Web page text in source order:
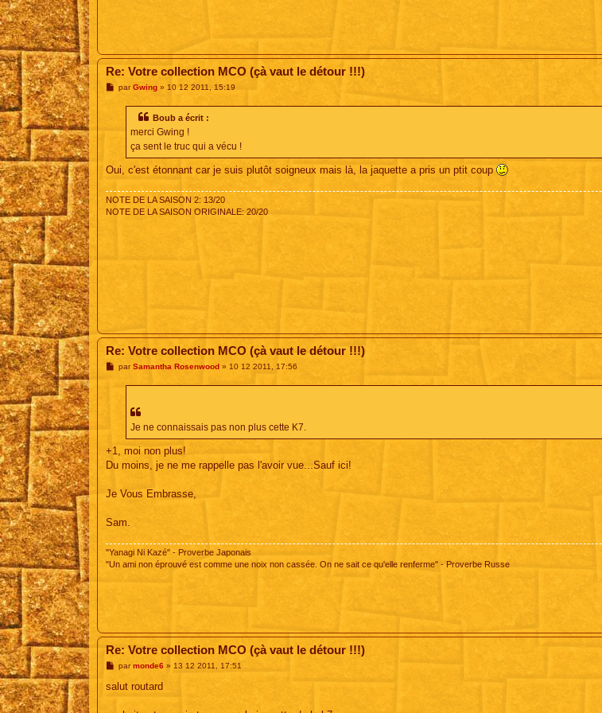
Re: Votre collection MCO (çà vaut le détour !!!)
MparGwing» 10 12 2011, 15:19
Boub a écrit :
merci Gwing !
ça sent le truc qui a vécu !
Oui, c'est étonnant car je suis plutôt soigneux mais là, la jaquette a pris un ptit coup
NOTE DE LA SAISON 2: 13/20
NOTE DE LA SAISON ORIGINALE: 20/20
Re: Votre collection MCO (çà vaut le détour !!!)
MparSamantha Rosenwood» 10 12 2011, 17:56
Je ne connaissais pas non plus cette K7.
+1, moi non plus!
Du moins, je ne me rappelle pas l'avoir vue...Sauf ici!
Je Vous Embrasse,
Sam.
"Yanagi Ni Kazé" - Proverbe Japonais
"Un ami non éprouvé est comme une noix non cassée. On ne sait ce qu'elle renferme" - Proverbe Russe
Re: Votre collection MCO (çà vaut le détour !!!)
M
s
parmonde6» 13 12 2011, 17:51
salut routard